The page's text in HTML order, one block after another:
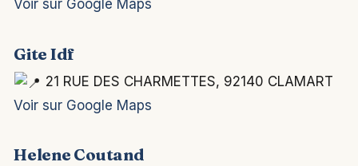
Voir sur Google Maps
Gite Idf
21 RUE DES CHARMETTES, 92140 CLAMART
Voir sur Google Maps
Helene Coutand